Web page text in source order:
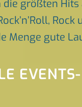
größten Hits
Rock
Menge gute